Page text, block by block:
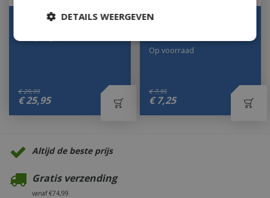
Weber Spiesenset
€ 29,99
€25,95
Bamboespiezen l33.5cm
€ 7,95
€ 7,25
Op voorraad
Altijd de beste prijs
Gratis verzending
vanaf €74,99
DETAILS WEERGEVEN